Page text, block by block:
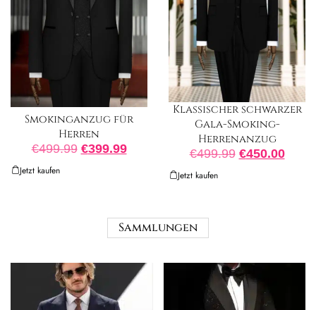
Smokinganzug für
Herren
€499.99 €399.99
Jetzt kaufen
Klassischer schwarzer
Gala-Smoking-
Herrenanzug
€499.99 €450.00
Jetzt kaufen
Sammlungen